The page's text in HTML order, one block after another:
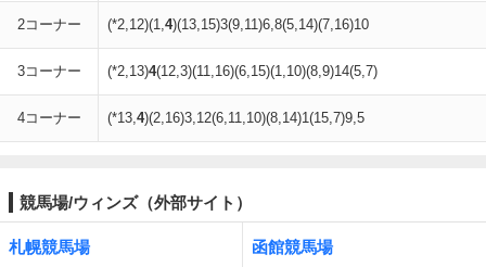
2コーナー (*2,12)(1,4)(13,15)3(9,11)6,8(5,14)(7,16)10
3コーナー (*2,13)4(12,3)(11,16)(6,15)(1,10)(8,9)14(5,7)
4コーナー (*13,4)(2,16)3,12(6,11,10)(8,14)1(15,7)9,5
競馬場/ウィンズ（外部サイト）
札幌競馬場 函館競馬場